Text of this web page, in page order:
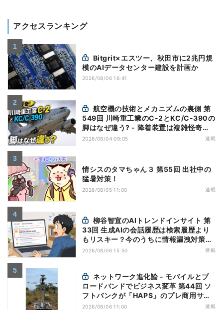
アクセスランキング
模のAIデータセンター建設を計画か
2026/08/06 16:41
549回 川崎重工業のC-2とKC/C-390の
脚はなぜ違う? - 降着装置は複雑怪奇
(5)|軍用輸送機(10)
2026/08/04 09:05 連載
情シスのタマちゃん３ 第55回 出社中の
猛暑対策！
2026/08/05 11:00 連載
33回 生成AIの会話履歴は検索履歴より
もリスキー？今のうちに情報漏洩対策を
万全にしておこう
2026/08/06 15:50 連載
ロードバンドでビジネス変革 第44回 ソ
フトバンクが「HAPS」のプレ商用サー
ビス開始を表明、本格的な商用展開のめ
2026/08/06 11:00 連載